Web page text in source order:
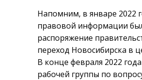
Напомним, в январе 2022
правовой информации
распоряжение
переход Новосибирска в
В конце февраля 2022
рабочей группы по